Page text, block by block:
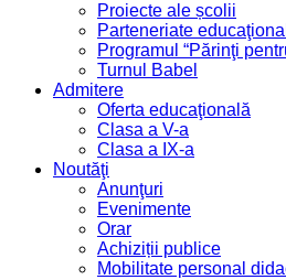
Proiecte ale școlii
Parteneriate
Programul “Părinţi
Turnul Babel
Admitere
Oferta educaţională
Clasa a V-a
Clasa a IX-a
Noutăţi
Anunţuri
Evenimente
Orar
Achiziții publice
Mobilitate personal